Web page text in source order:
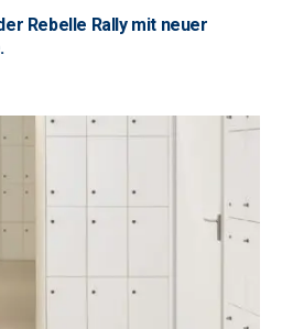
Rebelle Rally mit neuer